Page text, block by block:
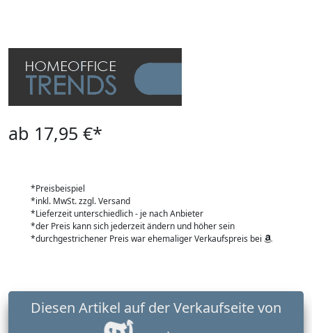
ab 17,95 €*
*Preisbeispiel
*inkl. MwSt. zzgl. Versand
*Lieferzeit unterschiedlich - je nach Anbieter
*der Preis kann sich jederzeit ändern und höher sein
*durchgestrichener Preis war ehemaliger Verkaufspreis bei